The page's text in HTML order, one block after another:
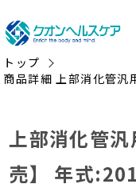
トップ
商品詳細 上部消化管
上部消化管
売】
年式